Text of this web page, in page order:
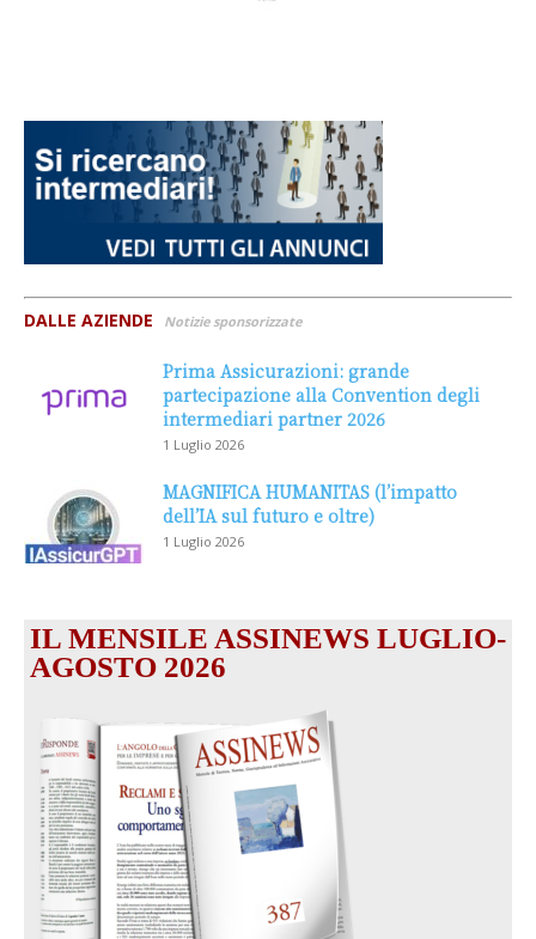
DALLE AZIENDE Notizie sponsorizzate
Prima Assicurazioni: grande
partecipazione alla Convention degli
intermediari partner 2026
1 Luglio 2026
MAGNIFICA HUMANITAS (l’impatto
dell’IA sul futuro e oltre)
1 Luglio 2026
IL MENSILE ASSINEWS LUGLIO-
AGOSTO 2026